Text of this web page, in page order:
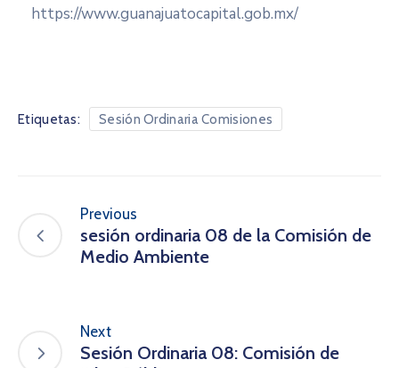
https://www.guanajuatocapital.gob.mx/
Etiquetas: Sesión Ordinaria Comisiones
Previous
sesión ordinaria 08 de la Comisión de
Medio Ambiente
Next
Sesión Ordinaria 08: Comisión de